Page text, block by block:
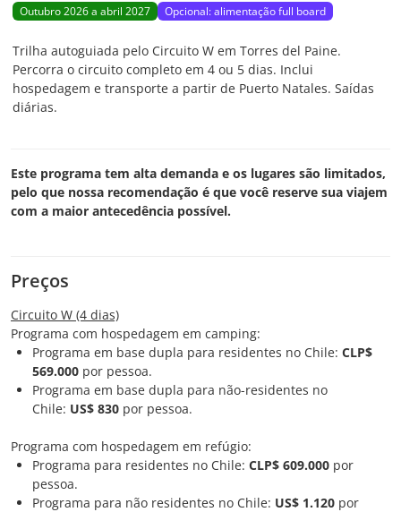
Outubro 2026 a abril 2027 Opcional: alimentação full board
Trilha autoguiada pelo Circuito W em Torres del Paine.
Percorra o circuito completo em 4 ou 5 dias. Inclui
hospedagem e transporte a partir de Puerto Natales. Saídas
diárias.
Este programa tem alta demanda e os lugares são limitados,
pelo que nossa recomendação é que você reserve sua viajem
com a maior antecedência possível.
Preços
Circuito W (4 dias)
Programa com hospedagem em camping:
Programa em base dupla para residentes no Chile: CLP$
569.000 por pessoa.
Programa em base dupla para não-residentes no
Chile: US$ 830 por pessoa.
Programa com hospedagem em refúgio:
Programa para residentes no Chile: CLP$ 609.000 por
pessoa.
Programa para não residentes no Chile: US$ 1.120 por